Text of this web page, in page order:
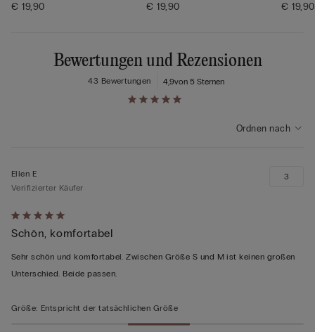
€ 19,90 € 19,90 € 19,90
Bewertungen und Rezensionen
4,9von 5 Sternen
43 Bewertungen
Ordnen nach
Mit
5
von
5
Ellen E
Verifizierter Käufer
Schön, komfortabel
Sehr schön und komfortabel. Zwischen Größe S und M ist keinen großen
Unterschied. Beide passen.
3
Größe: Entspricht der tatsächlichen Größe